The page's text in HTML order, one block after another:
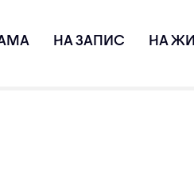
НА ЗАПИС НА